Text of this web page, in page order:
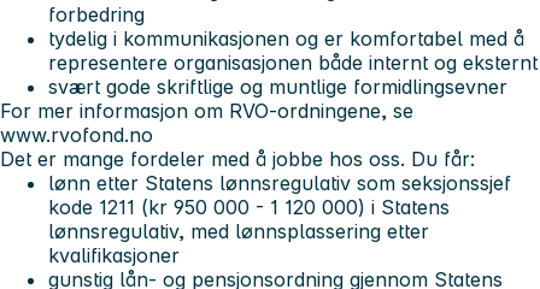
forbedring
tydelig i kommunikasjonen og er komfortabel med å
representere organisasjonen både internt og eksternt
svært gode skriftlige og muntlige formidlingsevner
For mer informasjon om RVO-ordningene, se
www.rvofond.no
Det er mange fordeler med å jobbe hos oss. Du får:
lønn etter Statens lønnsregulativ som seksjonssjef
kode 1211 (kr 950 000 - 1 120 000) i Statens
lønnsregulativ, med lønnsplassering etter
kvalifikasjoner
gunstig lån- og pensjonsordning gjennom Statens